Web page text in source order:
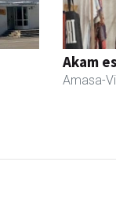
Akam
Amasa-